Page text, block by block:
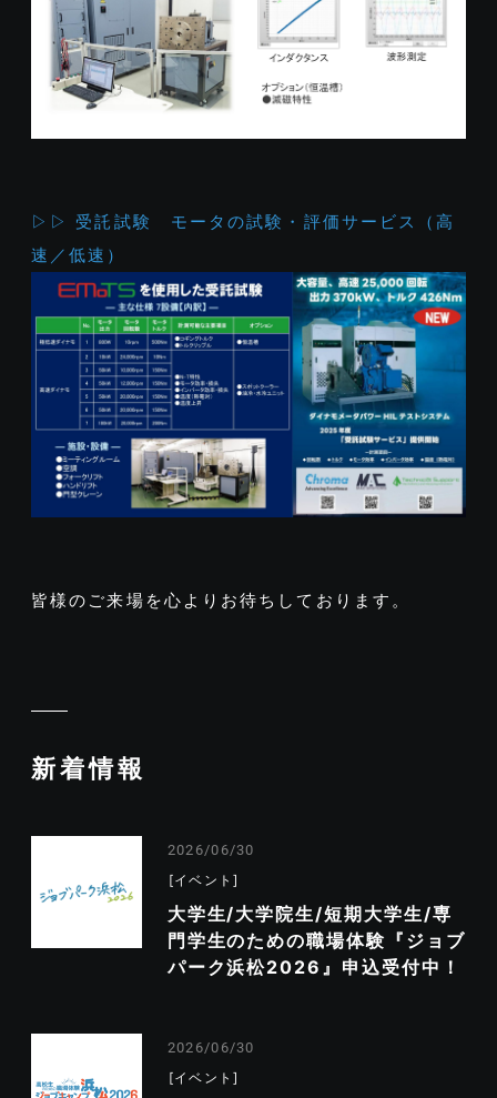
▷▷ 受託試験 モータの試験・評価サービス（高
速／低速）
皆様のご来場を心よりお待ちしております。
新着情報
2026/06/30
イベント
大学生/大学院生/短期大学生/専
門学生のための職場体験『ジョブ
パーク浜松2026』申込受付中！
2026/06/30
イベント